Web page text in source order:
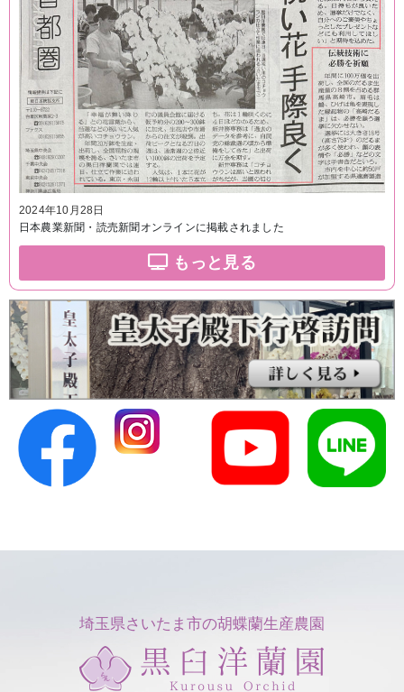
2024年10月28日
日本農業新聞・読売新聞オンラインに掲載されました
もっと見る
埼玉県さいたま市の胡蝶蘭生産農園